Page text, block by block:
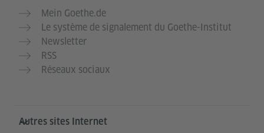
Mein Goethe.de
Le système de signalement du Goethe-Institut
Newsletter
RSS
Réseaux sociaux
Autres sites Internet